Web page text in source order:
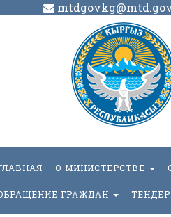
О МИНИСТЕРСТВЕ
ГРАЖДАН